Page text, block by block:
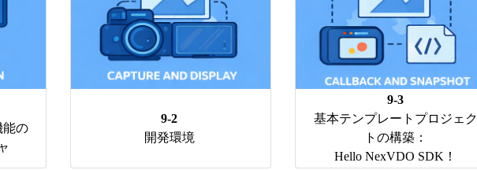
能の
9-2
開発環境
9-3
基本テンプレートプロジェク
トの構築：
Hello NexVDO SDK！